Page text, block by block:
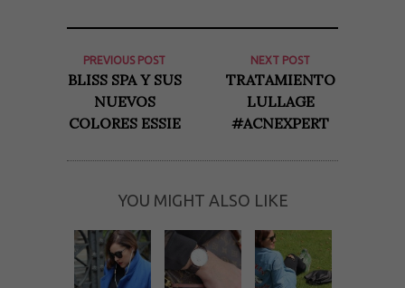
PREVIOUS POST
BLISS SPA Y SUS
NUEVOS
COLORES ESSIE
NEXT POST
TRATAMIENTO
LULLAGE
#ACNEXPERT
YOU MIGHT ALSO LIKE